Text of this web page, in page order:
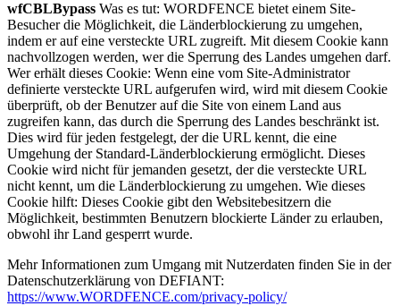
wfCBLBypass Was es tut: WORDFENCE bietet einem Site-
Besucher die Möglichkeit, die Länderblockierung zu umgehen,
indem er auf eine versteckte URL zugreift. Mit diesem Cookie kann
nachvollzogen werden, wer die Sperrung des Landes umgehen darf.
Wer erhält dieses Cookie: Wenn eine vom Site-Administrator
definierte versteckte URL aufgerufen wird, wird mit diesem Cookie
überprüft, ob der Benutzer auf die Site von einem Land aus
zugreifen kann, das durch die Sperrung des Landes beschränkt ist.
Dies wird für jeden festgelegt, der die URL kennt, die eine
Umgehung der Standard-Länderblockierung ermöglicht. Dieses
Cookie wird nicht für jemanden gesetzt, der die versteckte URL
nicht kennt, um die Länderblockierung zu umgehen. Wie dieses
Cookie hilft: Dieses Cookie gibt den Websitebesitzern die
Möglichkeit, bestimmten Benutzern blockierte Länder zu erlauben,
obwohl ihr Land gesperrt wurde.
Mehr Informationen zum Umgang mit Nutzerdaten finden Sie in der
Datenschutzerklärung von DEFIANT:
https://www.WORDFENCE.com/privacy-policy/